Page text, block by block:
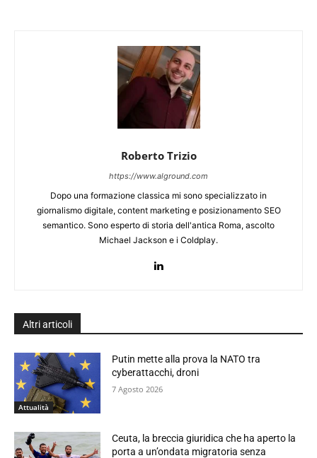
Roberto Trizio
https://www.alground.com
Dopo una formazione classica mi sono specializzato in
giornalismo digitale, content marketing e posizionamento SEO
semantico. Sono esperto di storia dell'antica Roma, ascolto
Michael Jackson e i Coldplay.
Altri articoli
Attualità
Putin mette alla prova la NATO tra
cyberattacchi, droni
7 Agosto 2026
Ceuta, la breccia giuridica che ha aperto la
porta a un’ondata migratoria senza